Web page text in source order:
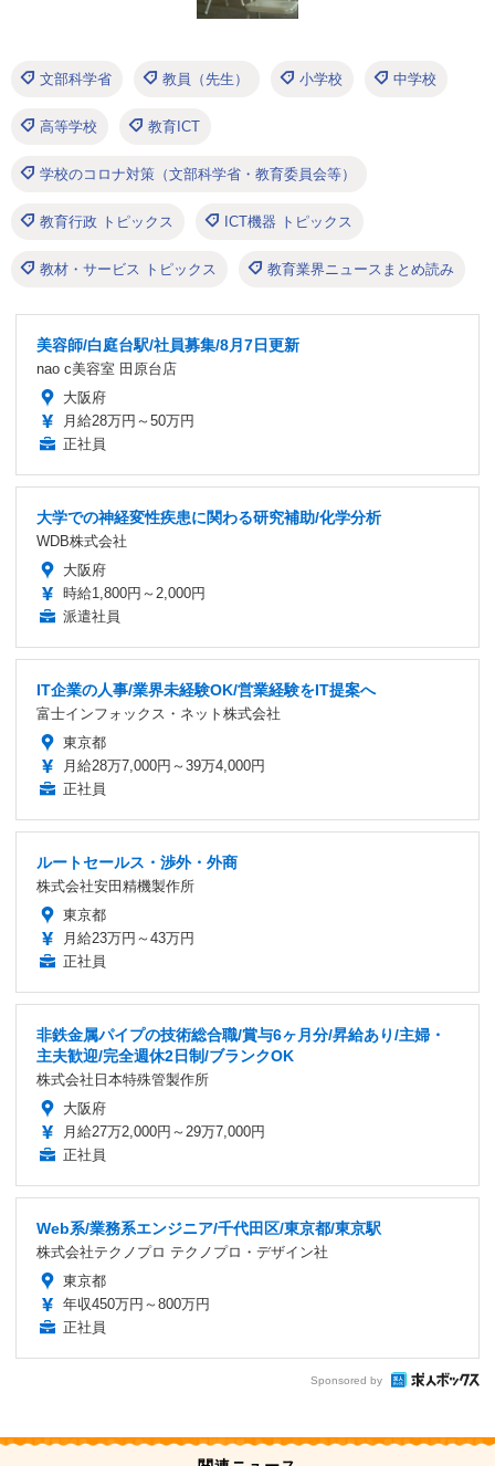
文部科学省 教員（先生） 小学校 中学校
高等学校 教育ICT
学校のコロナ対策（文部科学省・教育委員会等）
教育行政 トピックス ICT機器 トピックス
教材・サービス トピックス 教育業界ニュースまとめ読み
美容師/白庭台駅/社員募集/8月7日更新
nao c美容室 田原台店
大阪府
月給28万円～50万円
正社員
大学での神経変性疾患に関わる研究補助/化学分析
WDB株式会社
大阪府
時給1,800円～2,000円
派遣社員
IT企業の人事/業界未経験OK/営業経験をIT提案へ
富士インフォックス・ネット株式会社
東京都
月給28万7,000円～39万4,000円
正社員
ルートセールス・渉外・外商
株式会社安田精機製作所
東京都
月給23万円～43万円
正社員
非鉄金属パイプの技術総合職/賞与6ヶ月分/昇給あり/主婦・
主夫歓迎/完全週休2日制/ブランクOK
株式会社日本特殊管製作所
大阪府
月給27万2,000円～29万7,000円
正社員
Web系/業務系エンジニア/千代田区/東京都/東京駅
株式会社テクノプロ テクノプロ・デザイン社
東京都
年収450万円～800万円
正社員
Sponsored by